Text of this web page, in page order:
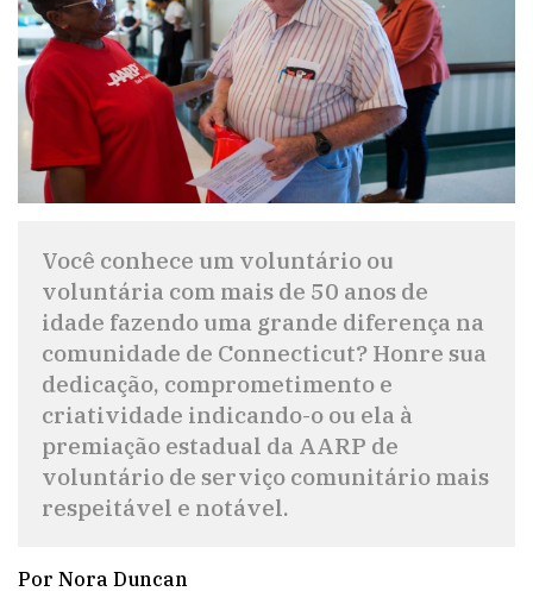
Você conhece um voluntário ou
voluntária com mais de 50 anos de
idade fazendo uma grande diferença na
comunidade de Connecticut? Honre sua
dedicação, comprometimento e
criatividade indicando-o ou ela à
premiação estadual da AARP de
voluntário de serviço comunitário mais
respeitável e notável.
Por Nora Duncan